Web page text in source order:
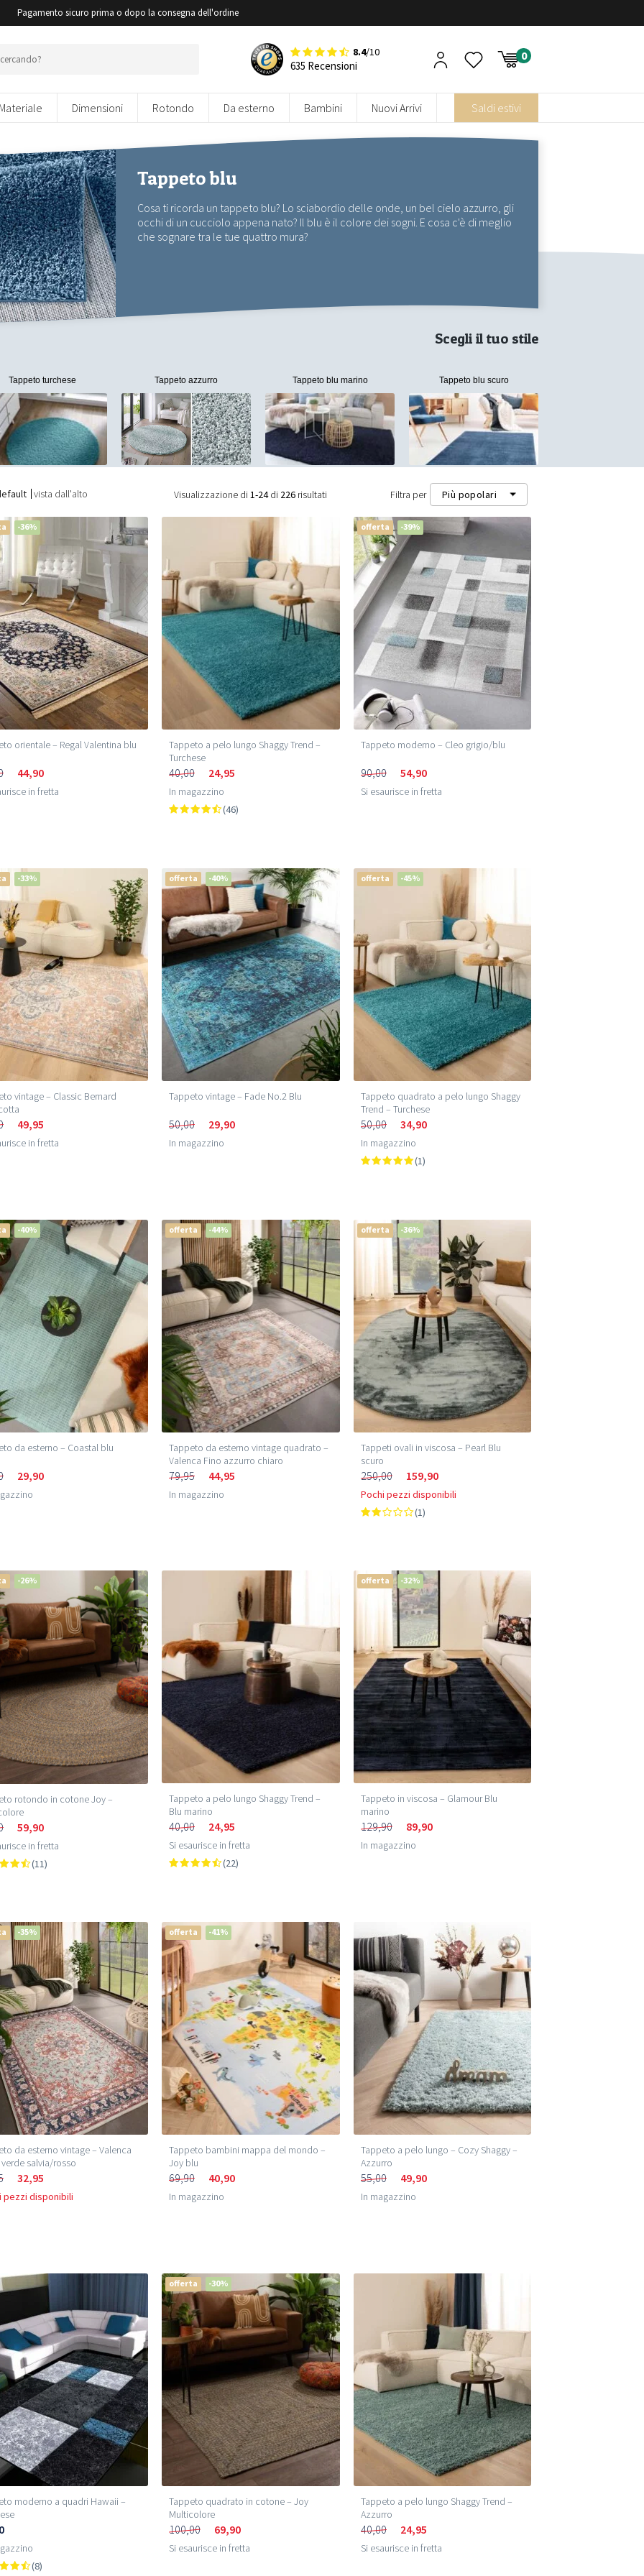
Pagamento sicuro prima o dopo la consegna dell'ordine
8.4/10
635 Recensioni
Materiale Dimensioni Rotondo Da esterno Bambini Nuovi Arrivi Saldi estivi
Tappeto blu
Cosa ti ricorda un tappeto blu? Lo sciabordio delle onde, un bel cielo azzurro, gli
occhi di un cucciolo appena nato? Il blu è il colore dei sogni. E cosa c'è di meglio
che sognare tra le tue quattro mura?
Tappeto turchese Tappeto azzurro Tappeto blu marino Tappeto blu scuro
Scegli il tuo stile
vista dall'alto Visualizzazione di1-24di 226 risultati Filtra per Più popolari
Più popolari
Più recenti
Prezzo più basso (m²)
Prezzo più alto (m²)
-36%
orientale – Regal Valentina blu
44,90
in fretta
Tappeto a pelo lungo Shaggy Trend –
Turchese
40,00 24,95
In magazzino
(46)
offerta -39%
Tappeto moderno – Cleo grigio/blu
90,00 54,90
Si esaurisce in fretta
-33%
vintage – Classic Bernard
49,95
in fretta
offerta -40%
Tappeto vintage – Fade No.2 Blu
50,00 29,90
In magazzino
offerta -45%
Tappeto quadrato a pelo lungo Shaggy
Trend – Turchese
50,00 34,90
In magazzino
(1)
-40%
da esterno – Coastal blu
29,90
offerta -44%
Tappeto da esterno vintage quadrato –
Valenca Fino azzurro chiaro
79,95 44,95
In magazzino
offerta -36%
Tappeti ovali in viscosa – Pearl Blu
scuro
250,00 159,90
Pochi pezzi disponibili
(1)
-26%
rotondo in cotone Joy –
59,90
in fretta
(11)
Tappeto a pelo lungo Shaggy Trend –
Blu marino
40,00 24,95
Si esaurisce in fretta
(22)
offerta -32%
Tappeto in viscosa – Glamour Blu
marino
129,90 89,90
In magazzino
-35%
da esterno vintage – Valenca
salvia/rosso
32,95
pezzi disponibili
offerta -41%
Tappeto bambini mappa del mondo –
Joy blu
69,90 40,90
In magazzino
Tappeto a pelo lungo – Cozy Shaggy –
Azzurro
55,00 49,90
In magazzino
moderno a quadri Hawaii –
(8)
offerta -30%
Tappeto quadrato in cotone – Joy
Multicolore
100,00 69,90
Si esaurisce in fretta
Tappeto a pelo lungo Shaggy Trend –
Azzurro
40,00 24,95
Si esaurisce in fretta